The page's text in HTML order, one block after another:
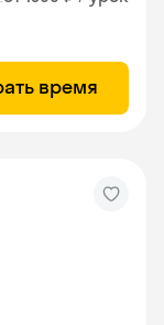
время